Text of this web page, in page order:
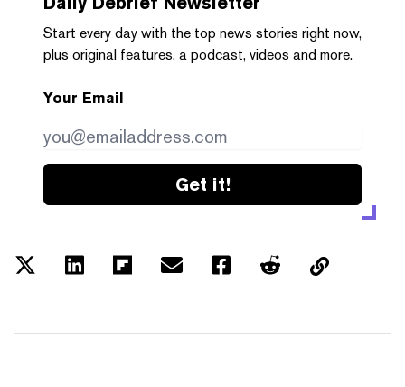
Start every day with the top news stories right now,
plus original features, a podcast, videos and more.
Your Email
Get it!